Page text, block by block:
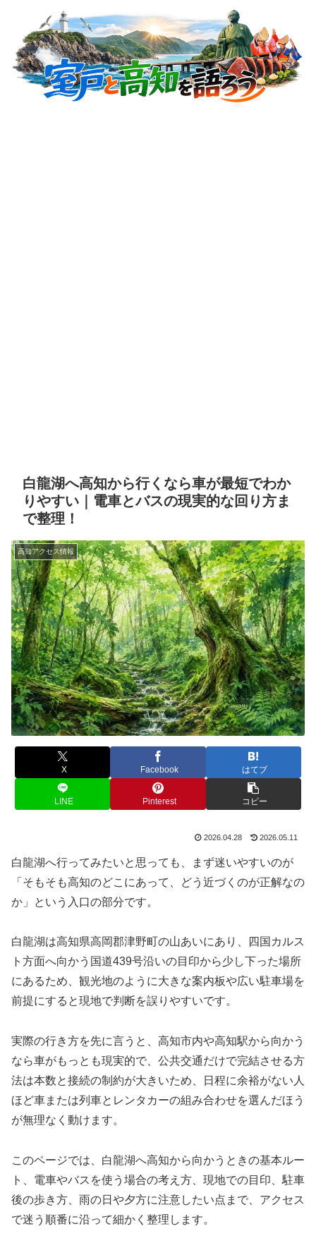
白龍湖へ高知から行くなら車が最短でわか
りやすい｜電車とバスの現実的な回り方ま
で整理！
高知アクセス情報
X Facebook はてブ
LINE Pinterest コピー
2026.04.28 2026.05.11
白龍湖へ行ってみたいと思っても、まず迷いやすいのが
「そもそも高知のどこにあって、どう近づくのが正解なの
か」という入口の部分です。
白龍湖は高知県高岡郡津野町の山あいにあり、四国カルス
ト方面へ向かう国道439号沿いの目印から少し下った場所
にあるため、観光地のように大きな案内板や広い駐車場を
前提にすると現地で判断を誤りやすいです。
実際の行き方を先に言うと、高知市内や高知駅から向かう
なら車がもっとも現実的で、公共交通だけで完結させる方
法は本数と接続の制約が大きいため、日程に余裕がない人
ほど車または列車とレンタカーの組み合わせを選んだほう
が無理なく動けます。
このページでは、白龍湖へ高知から向かうときの基本ルー
ト、電車やバスを使う場合の考え方、現地での目印、駐車
後の歩き方、雨の日や夕方に注意したい点まで、アクセス
で迷う順番に沿って細かく整理します。